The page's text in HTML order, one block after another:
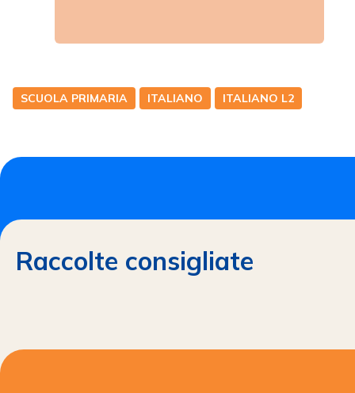
SCUOLA PRIMARIA ITALIANO ITALIANO L2
Raccolte consigliate